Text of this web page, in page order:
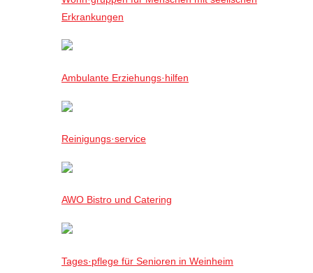
Erkrankungen
Ambulante Erziehungs·hilfen
Reinigungs·service
AWO Bistro und Catering
Tages·pflege für Senioren in Weinheim